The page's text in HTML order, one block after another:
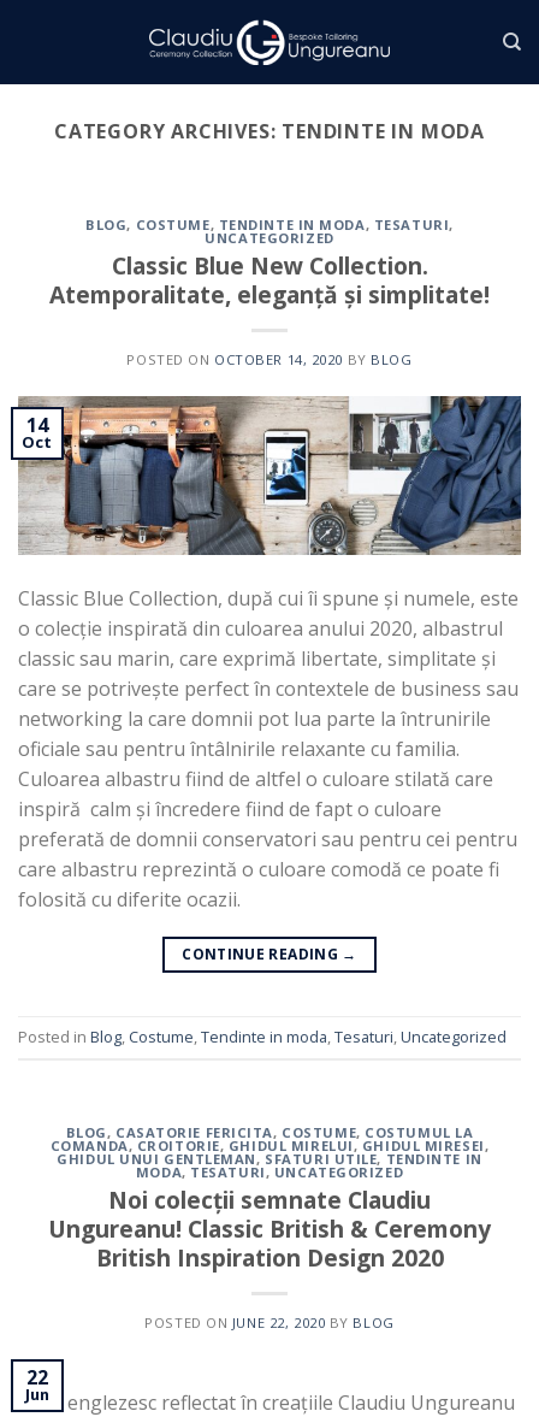
CATEGORY ARCHIVES: TENDINTE IN MODA
BLOG, COSTUME, TENDINTE IN MODA, TESATURI,
UNCATEGORIZED
Classic Blue New Collection.
Atemporalitate, eleganță și simplitate!
POSTED ON OCTOBER 14, 2020 BY BLOG
14
Oct
Classic Blue Collection, după cui îi spune și numele, este
o colecție inspirată din culoarea anului 2020, albastrul
classic sau marin, care exprimă libertate, simplitate și
care se potrivește perfect în contextele de business sau
networking la care domnii pot lua parte la întrunirile
oficiale sau pentru întâlnirile relaxante cu familia.
Culoarea albastru fiind de altfel o culoare stilată care
inspiră calm și încredere fiind de fapt o culoare
preferată de domnii conservatori sau pentru cei pentru
care albastru reprezintă o culoare comodă ce poate fi
folosită cu diferite ocazii.
CONTINUE READING →
Posted in Blog, Costume,Tendinte in moda,Tesaturi,Uncategorized
BLOG , CASATORIE FERICITA, COSTUME, COSTUMUL LA
COMANDA, CROITORIE, GHIDUL MIRELUI , GHIDUL MIRESEI ,
GHIDUL UNUI GENTLEMAN , SFATURI UTILE, TENDINTE IN
MODA, TESATURI , UNCATEGORIZED
Noi colecții semnate Claudiu
Ungureanu! Classic British & Ceremony
British Inspiration Design 2020
POSTED ON JUNE 22, 2020 BY BLOG
22
Jun
Stilul englezesc reflectat în creațiile Claudiu Ungureanu